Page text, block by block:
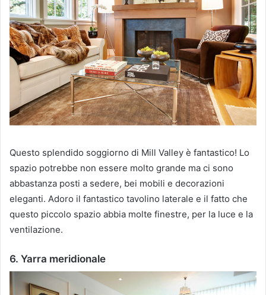
Questo splendido soggiorno di Mill Valley è fantastico! Lo
spazio potrebbe non essere molto grande ma ci sono
abbastanza posti a sedere, bei mobili e decorazioni
eleganti. Adoro il fantastico tavolino laterale e il fatto che
questo piccolo spazio abbia molte finestre, per la luce e la
ventilazione.
6. Yarra meridionale